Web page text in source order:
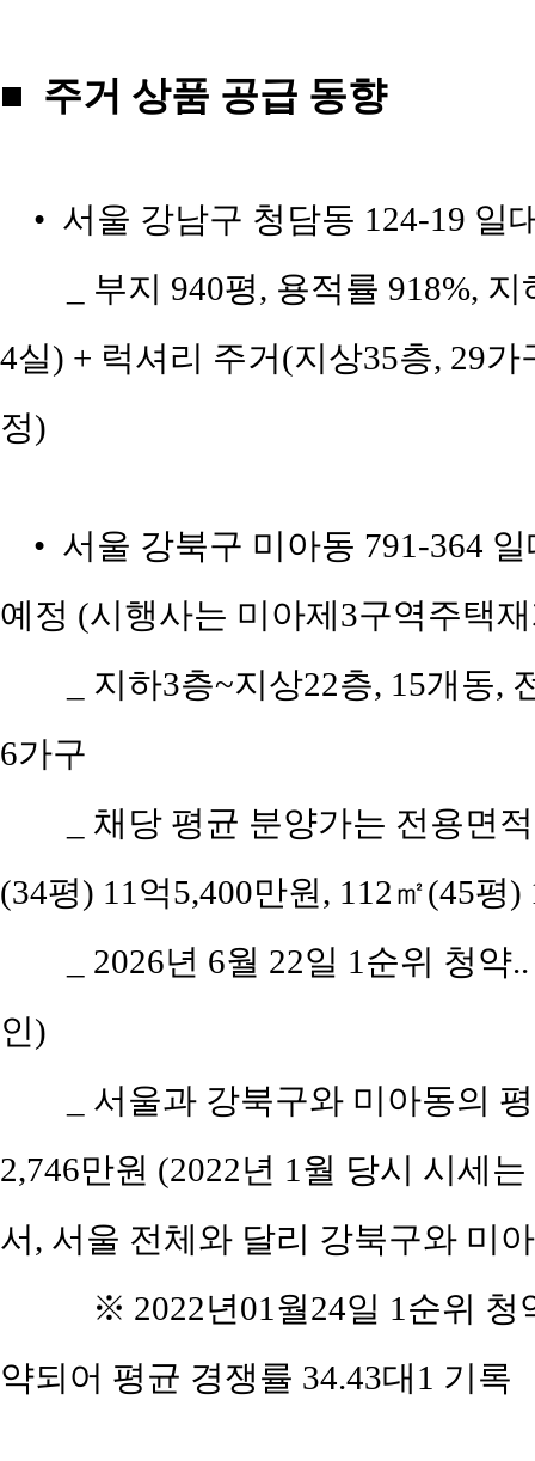
■ 주거 상품 공급 동향
• 서울 강남구 청담동 124-19 일
_ 부지 940평, 용적률 918%,
4실) + 럭셔리 주거(지상35층, 29
정)
• 서울 강북구 미아동 791-364
예정 (시행사는 미아제3구역주택
_ 지하3층~지상22층, 15개동,
6가구
_ 채당 평균 분양가는 전용면
(34평) 11억5,400만원, 112㎡(45평
_ 2026년 6월 22일 1순위 청
인)
_ 서울과 강북구와 미아동의
2,746만원 (2022년 1월 당시 시세
서, 서울 전체와 달리 강북구와 미
※ 2022년01월24일 1순위
약되어 평균 경쟁률 34.43대1 기록